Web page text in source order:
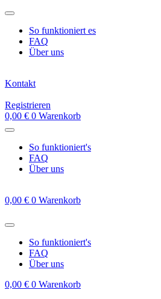
Zum
springenSo funktioniert es
FAQ
Über uns
Kontakt
Registrieren
0,00 € 0 Warenkorb
So funktioniert's
FAQ
Über uns
0,00 € 0 Warenkorb
So funktioniert's
FAQ
Über uns
0,00 € 0 Warenkorb